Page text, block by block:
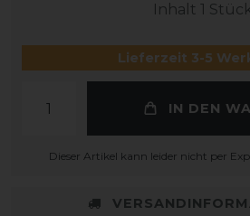
Inhalt 1
Lieferzeit 3-5
IN DEN
Dieser Artikel kann leider nicht per